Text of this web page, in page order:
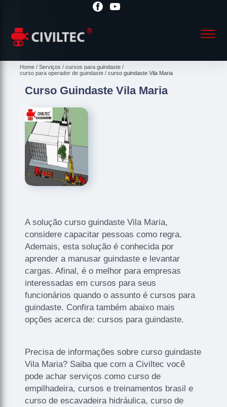
Home Serviços
cursos para guindaste
curso para operador de guindaste
curso guindaste Vila Maria
Curso Guindaste Vila Maria
A solução curso guindaste Vila Maria,
considere capacitar pessoas como regra.
Ademais, esta solução é conhecida por
aprender a manusar guindaste e levantar
cargas. Afinal, é o melhor para empresas
interessadas em cursos para seus
funcionários quando o assunto é cursos para
guindaste. Confira também abaixo mais
opções acerca de: cursos para guindaste.
Precisa de informações sobre curso guindaste
Vila Maria? Saiba que com a Civiltec você
pode achar serviços como curso de
empilhadeira, cursos e treinamentos brasil e
curso de escavadeira hidráulica, curso de